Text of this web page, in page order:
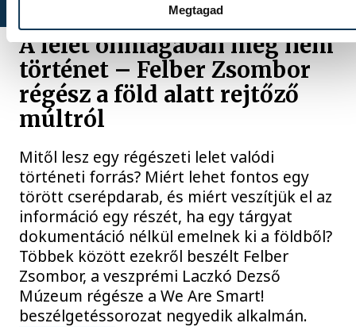
Megtagad
A lelet önmagában még nem
történet – Felber Zsombor
régész a föld alatt rejtőző
múltról
Mitől lesz egy régészeti lelet valódi
történeti forrás? Miért lehet fontos egy
törött cserépdarab, és miért veszítjük el az
információ egy részét, ha egy tárgyat
dokumentáció nélkül emelnek ki a földből?
Többek között ezekről beszélt Felber
Zsombor, a veszprémi Laczkó Dezső
Múzeum régésze a We Are Smart!
beszélgetéssorozat negyedik alkalmán.